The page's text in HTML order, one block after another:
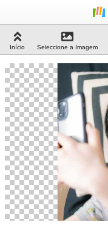
Início Seleccione a Imagem